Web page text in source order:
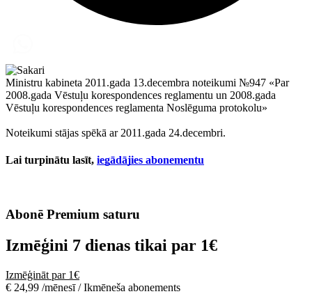
Ministru kabineta 2011.gada 13.decembra noteikumi №947 «Par
2008.gada Vēstuļu korespondences reglamentu un 2008.gada
Vēstuļu korespondences reglamenta Noslēguma protokolu»
Noteikumi stājas spēkā ar 2011.gada 24.decembri.
Lai turpinātu lasīt, iegādājies abonementu
Abonē Premium saturu
Izmēģini 7 dienas tikai par 1€
Izmēģināt par 1€
€ 24,99 /mēnesī / Ikmēneša abonements